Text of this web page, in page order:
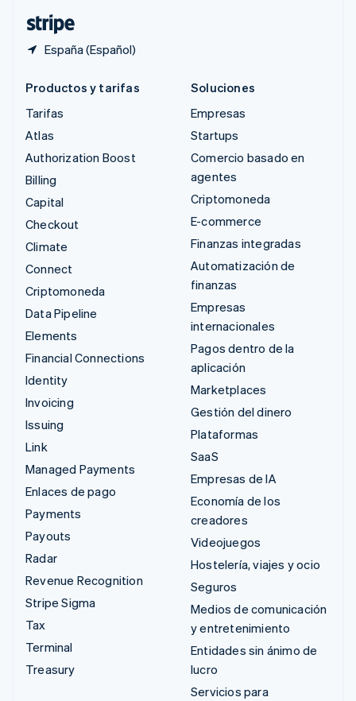
España (Español)
Productos y tarifas
Tarifas
Atlas
Authorization Boost
Billing
Capital
Checkout
Climate
Connect
Criptomoneda
Data Pipeline
Elements
Financial Connections
Identity
Invoicing
Issuing
Link
Managed Payments
Enlaces de pago
Payments
Payouts
Radar
Revenue Recognition
Stripe Sigma
Tax
Terminal
Treasury
Soluciones
Empresas
Startups
Comercio basado en
agentes
Criptomoneda
E-commerce
Finanzas integradas
Automatización de
finanzas
Empresas
internacionales
Pagos dentro de la
aplicación
Marketplaces
Gestión del dinero
Plataformas
SaaS
Empresas de IA
Economía de los
creadores
Videojuegos
Hostelería, viajes y ocio
Seguros
Medios de comunicación
y entretenimiento
Entidades sin ánimo de
lucro
Servicios para